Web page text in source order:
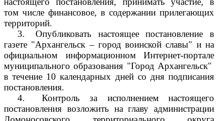
том числе финансовое, в содержании прилегающих
территорий.
3.
Опубликовать настоящее постановление в
газете "Архангельск – город воинской славы" и на
официальном информационном Интернет-портале
муниципального образования "Город Архангельск"
в течение 10 календарных дней со дня подписания
постановления.
4.
Контроль за исполнением настоящего
постановления возложить на главу администрации